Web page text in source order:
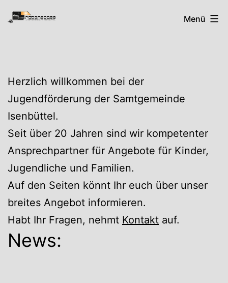
Zum
Inhalt
RabenspassMenü
Herzlich willkommen bei der
Jugendförderung der Samtgemeinde
Isenbüttel.
Seit über 20 Jahren sind wir kompetenter
Ansprechpartner für Angebote für Kinder,
Jugendliche und Familien.
Auf den Seiten könnt Ihr euch über unser
breites Angebot informieren.
Habt Ihr Fragen, nehmt Kontakt auf.
News: